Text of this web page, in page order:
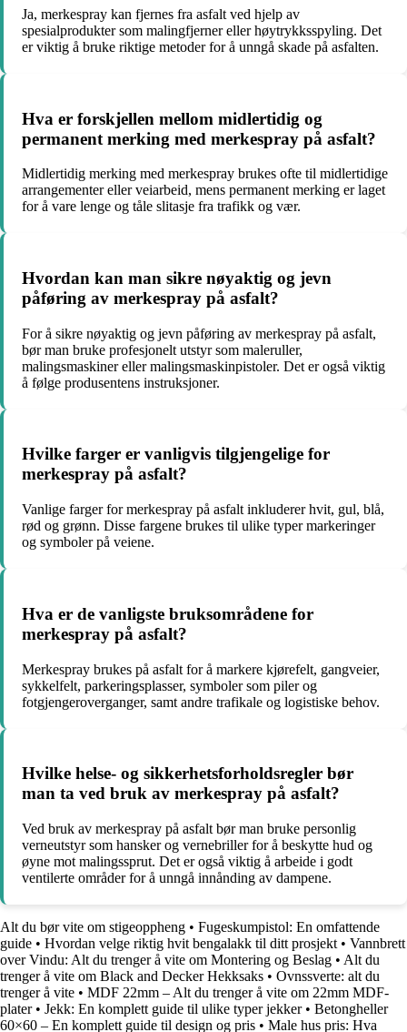
Ja, merkespray kan fjernes fra asfalt ved hjelp av
spesialprodukter som malingfjerner eller høytrykksspyling. Det
er viktig å bruke riktige metoder for å unngå skade på asfalten.
Hva er forskjellen mellom midlertidig og
permanent merking med merkespray på asfalt?
Midlertidig merking med merkespray brukes ofte til midlertidige
arrangementer eller veiarbeid, mens permanent merking er laget
for å vare lenge og tåle slitasje fra trafikk og vær.
Hvordan kan man sikre nøyaktig og jevn
påføring av merkespray på asfalt?
For å sikre nøyaktig og jevn påføring av merkespray på asfalt,
bør man bruke profesjonelt utstyr som maleruller,
malingsmaskiner eller malingsmaskinpistoler. Det er også viktig
å følge produsentens instruksjoner.
Hvilke farger er vanligvis tilgjengelige for
merkespray på asfalt?
Vanlige farger for merkespray på asfalt inkluderer hvit, gul, blå,
rød og grønn. Disse fargene brukes til ulike typer markeringer
og symboler på veiene.
Hva er de vanligste bruksområdene for
merkespray på asfalt?
Merkespray brukes på asfalt for å markere kjørefelt, gangveier,
sykkelfelt, parkeringsplasser, symboler som piler og
fotgjengeroverganger, samt andre trafikale og logistiske behov.
Hvilke helse- og sikkerhetsforholdsregler bør
man ta ved bruk av merkespray på asfalt?
Ved bruk av merkespray på asfalt bør man bruke personlig
verneutstyr som hansker og vernebriller for å beskytte hud og
øyne mot malingssprut. Det er også viktig å arbeide i godt
ventilerte områder for å unngå innånding av dampene.
Alt du bør vite om stigeoppheng • Fugeskumpistol: En omfattende
guide • Hvordan velge riktig hvit bengalakk til ditt prosjekt • Vannbrett
over Vindu: Alt du trenger å vite om Montering og Beslag • Alt du
trenger å vite om Black and Decker Hekksaks • Ovnssverte: alt du
trenger å vite • MDF 22mm – Alt du trenger å vite om 22mm MDF-
plater• Jekk: En komplett guide til ulike typer jekker• Betongheller
60×60 – En komplett guide til design og pris • Male hus pris: Hva